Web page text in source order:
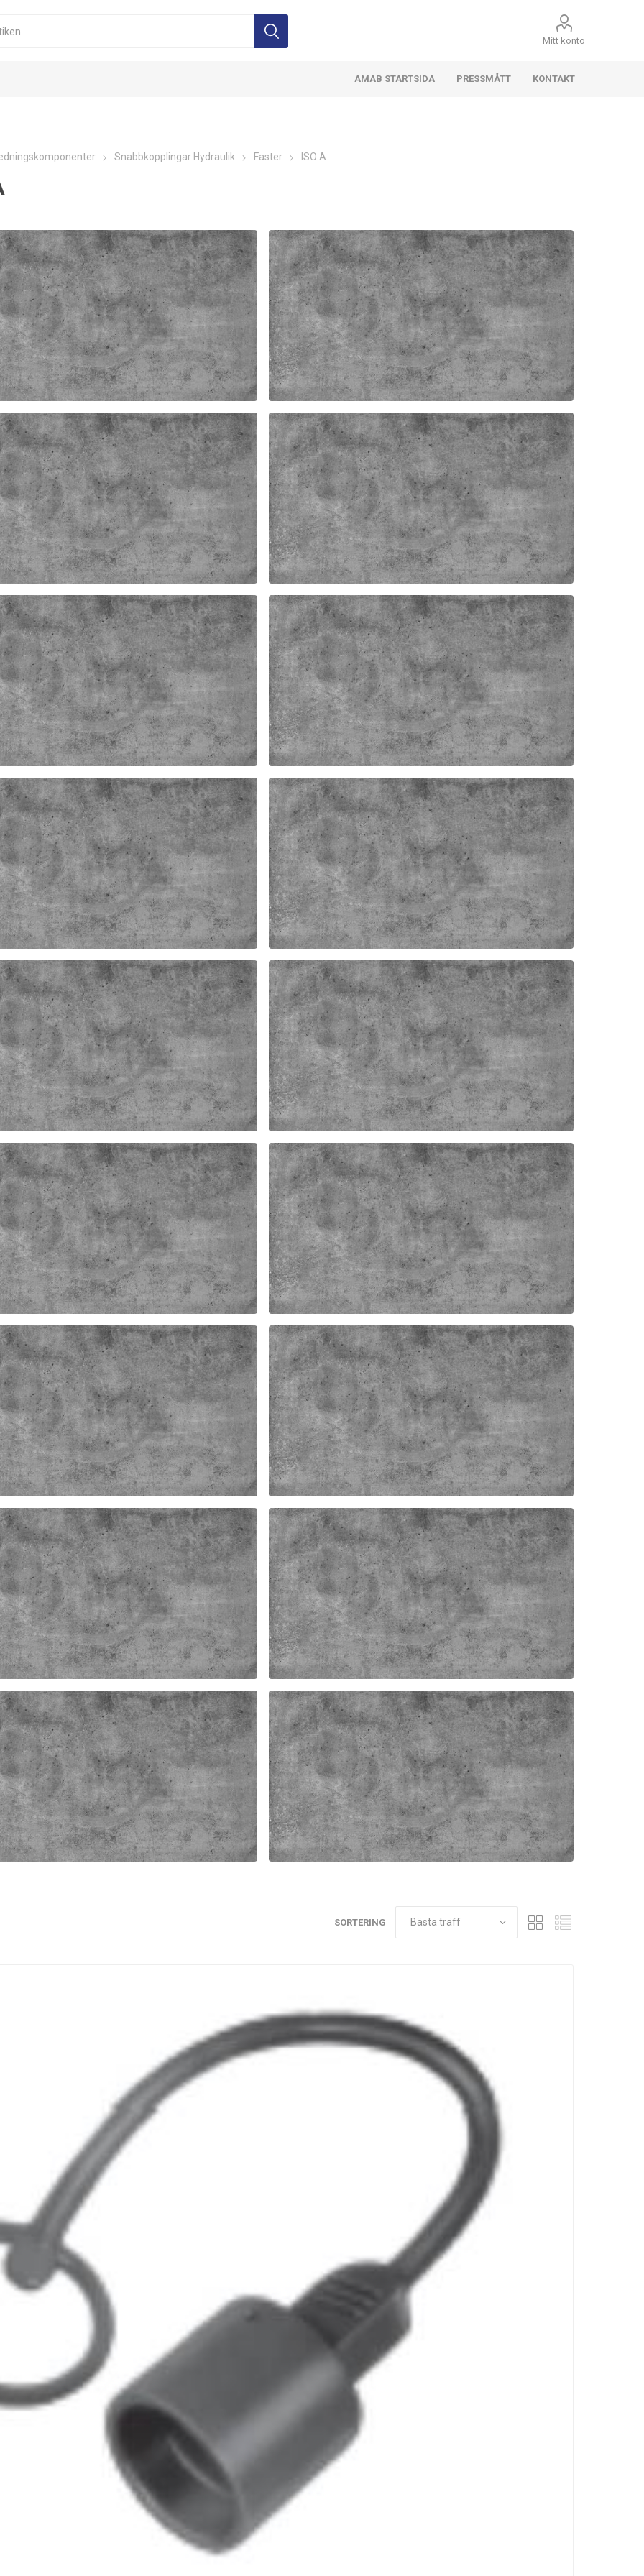
Mitt konto
AMAB STARTSIDA PRESSMÅTT KONTAKT
Snabbkopplingar Hydraulik Faster ISO A
HANDEL CNV FASTER SERIE NV HONDEL
SERIE NS HONDEL ISO A
DAMMSKYDD ÖVRIGA FÄRGER ISO
A
LOCK TAF FASTER HONDEL CPV
HONDEL 4SFPV FASTER HONDEL 3CFPV
DAMMSKYDD ANV
HONDEL
FASTER DAMMSKYDD ANV
HANDEL
DAMMSKYDD NV HONDEL FASTER DAMMSKYDD NV HANDEL
TÄTNINGSSATS ISO FASTER SERIE ANV ÖVR GÄNGOR
ISO A HANDEL BSP FASTER SERIE NS HANDEL ISO A
SORTERING